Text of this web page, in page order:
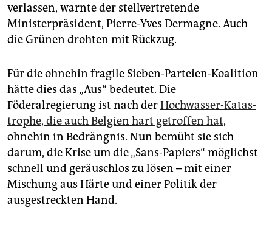
verlassen, warnte der stellvertretende
Ministerpräsident, Pierre-Yves Dermagne. Auch
die Grünen drohten mit Rückzug.
Für die ohnehin fragile Sieben-Parteien-Koalition
hätte dies das „Aus“ bedeutet. Die
Föderalregierung ist nach derHochwasser-Katas­
trophe, die auch Belgien hart getroffen hat,
ohnehin in Bedrängnis. Nun bemüht sie sich
darum, die Krise um die „Sans-Papiers“ möglichst
schnell und geräuschlos zu lösen – mit einer
Mischung aus Härte und einer Politik der
ausgestreckten Hand.